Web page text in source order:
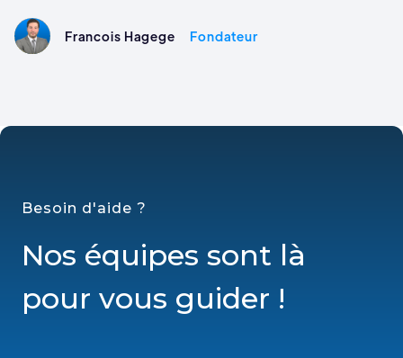
Francois Hagege Fondateur
Besoin d'aide ?
Nos équipes sont là
pour vous guider !